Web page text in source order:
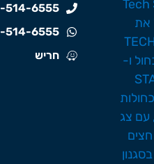
514-6555
514-6555
חריש